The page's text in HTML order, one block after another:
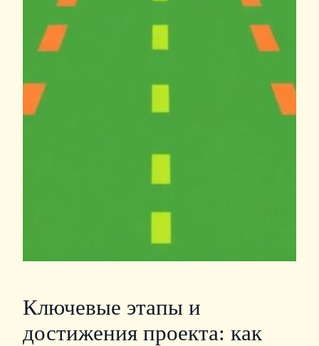
Ключевые этапы и
достижения проекта: как